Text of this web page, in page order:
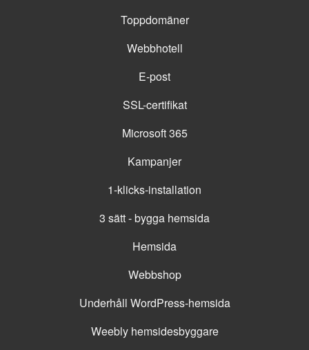
Toppdomäner
Webbhotell
E-post
SSL-certifikat
Microsoft 365
Kampanjer
1-klicks-installation
3 sätt - bygga hemsida
Hemsida
Webbshop
Underhåll WordPress-hemsida
Weebly hemsidesbyggare